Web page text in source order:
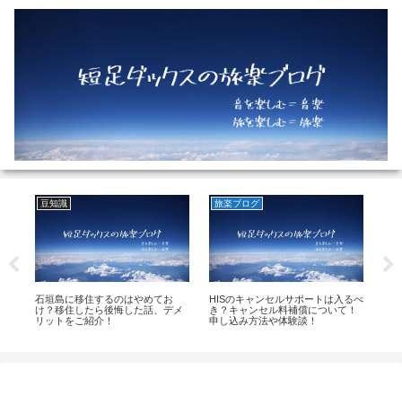
豆知識
石垣島に移住するのはやめてお
け？移住したら後悔した話、デメ
リットをご紹介！
旅楽ブログ
HISのキャンセルサポートは入るべ
き？キャンセル料補償について！
申し込み方法や体験談！